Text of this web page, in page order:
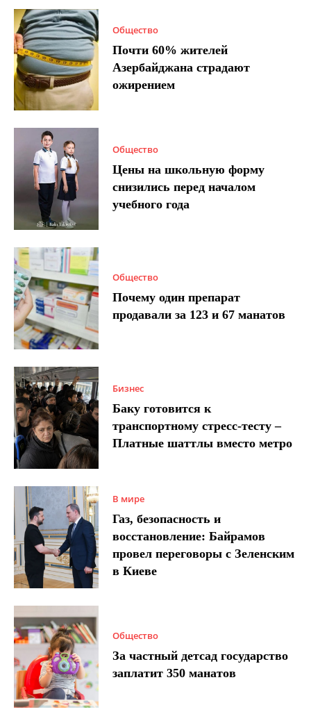
Общество
Почти 60% жителей
Азербайджана страдают
ожирением
Общество
Цены на школьную форму
снизились перед началом
учебного года
Общество
Почему один препарат
продавали за 123 и 67 манатов
Бизнес
Баку готовится к
транспортному стресс-тесту –
Платные шаттлы вместо метро
В мире
Газ, безопасность и
восстановление: Байрамов
провел переговоры с Зеленским
в Киеве
Общество
За частный детсад государство
заплатит 350 манатов